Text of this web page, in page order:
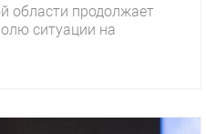
области продолжает
ситуации на